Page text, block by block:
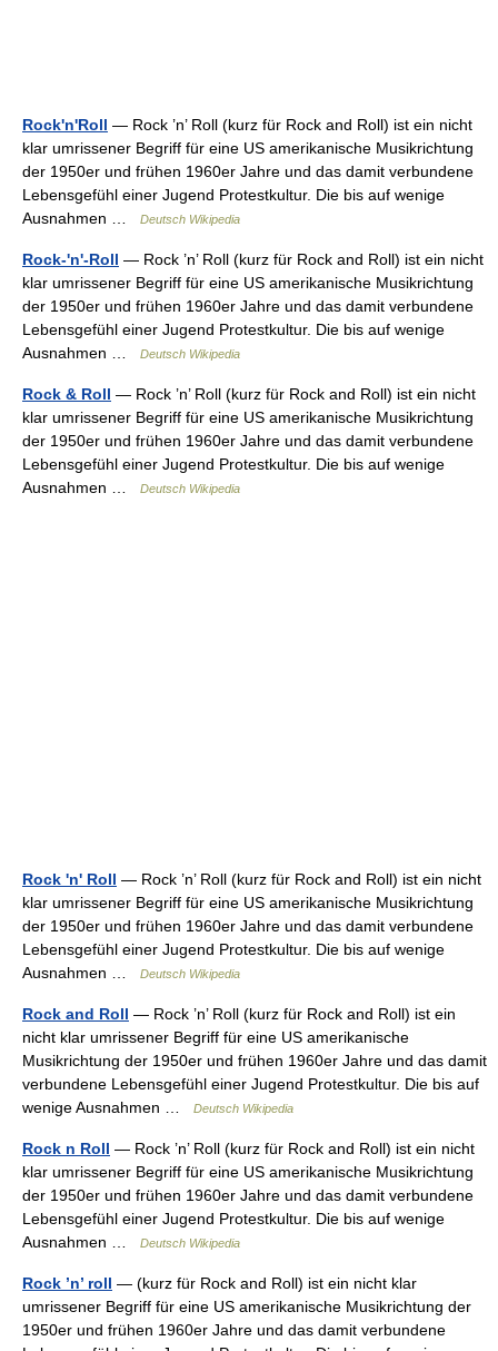
Rock'n'Roll — Rock ’n’ Roll (kurz für Rock and Roll) ist ein nicht
klar umrissener Begriff für eine US amerikanische Musikrichtung
der 1950er und frühen 1960er Jahre und das damit verbundene
Lebensgefühl einer Jugend Protestkultur. Die bis auf wenige
Ausnahmen …
Deutsch Wikipedia
Rock-'n'-Roll — Rock ’n’ Roll (kurz für Rock and Roll) ist ein nicht
klar umrissener Begriff für eine US amerikanische Musikrichtung
der 1950er und frühen 1960er Jahre und das damit verbundene
Lebensgefühl einer Jugend Protestkultur. Die bis auf wenige
Ausnahmen …
Deutsch Wikipedia
Rock & Roll — Rock ’n’ Roll (kurz für Rock and Roll) ist ein nicht
klar umrissener Begriff für eine US amerikanische Musikrichtung
der 1950er und frühen 1960er Jahre und das damit verbundene
Lebensgefühl einer Jugend Protestkultur. Die bis auf wenige
Ausnahmen …
Deutsch Wikipedia
Rock 'n' Roll — Rock ’n’ Roll (kurz für Rock and Roll) ist ein nicht
klar umrissener Begriff für eine US amerikanische Musikrichtung
der 1950er und frühen 1960er Jahre und das damit verbundene
Lebensgefühl einer Jugend Protestkultur. Die bis auf wenige
Ausnahmen …
Deutsch Wikipedia
Rock and Roll — Rock ’n’ Roll (kurz für Rock and Roll) ist ein
nicht klar umrissener Begriff für eine US amerikanische
Musikrichtung der 1950er und frühen 1960er Jahre und das damit
verbundene Lebensgefühl einer Jugend Protestkultur. Die bis auf
wenige Ausnahmen …
Deutsch Wikipedia
Rock n Roll — Rock ’n’ Roll (kurz für Rock and Roll) ist ein nicht
klar umrissener Begriff für eine US amerikanische Musikrichtung
der 1950er und frühen 1960er Jahre und das damit verbundene
Lebensgefühl einer Jugend Protestkultur. Die bis auf wenige
Ausnahmen …
Deutsch Wikipedia
Rock ’n’ roll — (kurz für Rock and Roll) ist ein nicht klar
umrissener Begriff für eine US amerikanische Musikrichtung der
1950er und frühen 1960er Jahre und das damit verbundene